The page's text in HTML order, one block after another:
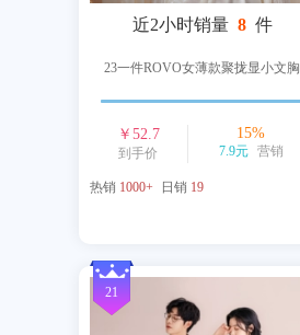
近2小时销量 8 件
23一件ROVO女薄款聚拢显小文胸
￥ 52.7
到手价
15%
7.9元 营销
热销 1000+ 日销 19
21